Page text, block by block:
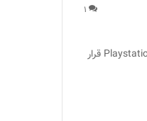
۱
بهترین بازی های PS5 ، پلی استیشن 5 ؛ با توجه به عرضه کنسول جدید نسل نهمی پلی استیشن ۵ – Playstation 5 قرار